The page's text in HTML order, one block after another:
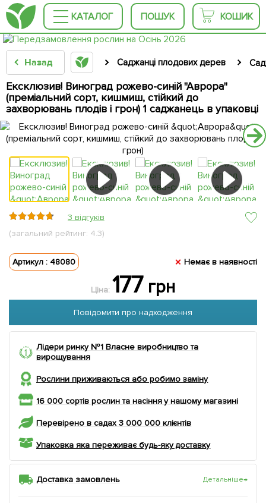
КАТАЛОГ ПОШУК КОШИК
Назад Саджанці плодових дерев
Ексклюзив! Виноград рожево-синій "Аврора"
(преміальний сорт, кишмиш, стійкий до
захворювань плодів і грон) 1 саджанець в упаковці
3 відгуків
(загальний рейтинг: 4.3)
Артикул : 48080 Немає в наявності
Ціна: 177 грн
Повідомити про надходження
Лідери ринку №1 Власне виробництво та
вирощування
Рослини приживаються або робимо заміну
16 000 сортів рослин та насіння у нашому магазині
Перевірено в садах 3 000 000 клієнтів
Упаковка яка переживає будь-яку доставку
Доставка замовлень Детальніше→